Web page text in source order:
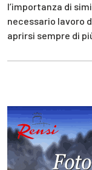
l’importanza di
necessario lavoro
aprirsi sempre di